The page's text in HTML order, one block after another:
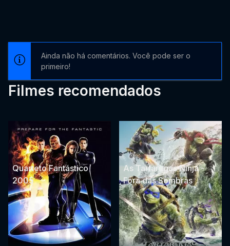
Ainda não há comentários. Você pode ser o
primeiro!
Filmes recomendados
Quarteto Fantástico
2005
As Tartarugas Ninja -
Fora das Sombras